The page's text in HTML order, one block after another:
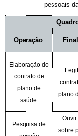
pessoais
Operação
Elaboração do
contrato de
plano de
saúde
plano
Pesquisa de
Ouvir
sobre